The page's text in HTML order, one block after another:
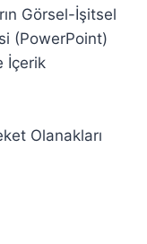
Görsel-İşitsel
(PowerPoint)
İçerik
Olanakları